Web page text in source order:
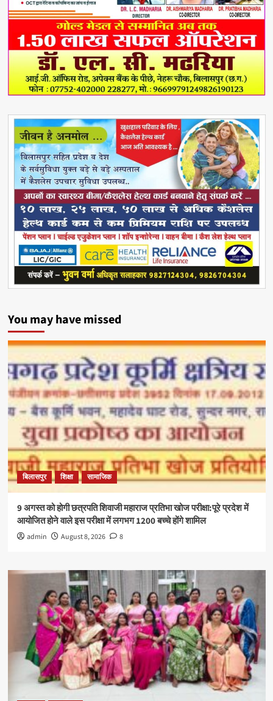
You may have missed
बिलासपुर शिक्षा सामाजिक
9 अगस्त को होगी छत्रपति शिवाजी महाराज प्रतिभा खोज परीक्षा:पूरे प्रदेश में
आयोजित होने वाले इस परीक्षा में लगभग 1200 बच्चे होंगे शामिल
admin August 8, 2026 8